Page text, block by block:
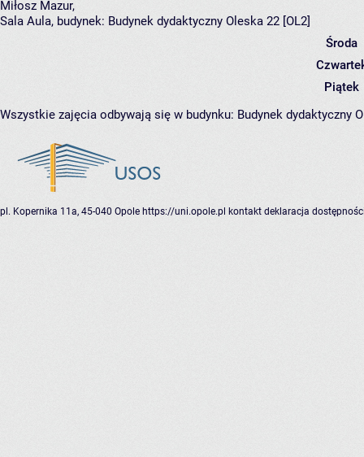
Miłosz Mazur,
Sala Aula, budynek: Budynek dydaktyczny Oleska 22 [OL2]
Środa
Piątek
Wszystkie zajęcia odbywają się w budynku: Budynek dydaktyczny
pl. Kopernika 11a, 45-040 Opole https://uni.opole.pl kontakt deklaracja